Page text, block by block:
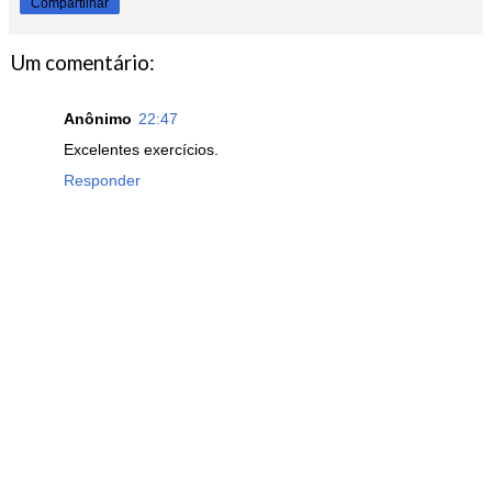
Um comentário:
Anônimo 22:47
Excelentes exercícios.
Responder